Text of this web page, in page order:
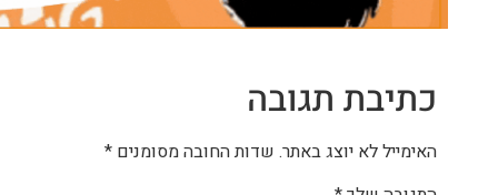
כתיבת תגובה
האימייל לא יוצג באתר. שדות החובה מסומנים *